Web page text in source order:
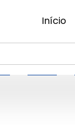
Início